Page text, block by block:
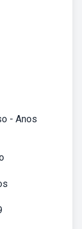
- Anos